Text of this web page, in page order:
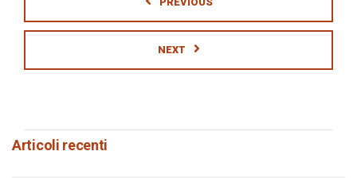
NEXT
Articoli recenti